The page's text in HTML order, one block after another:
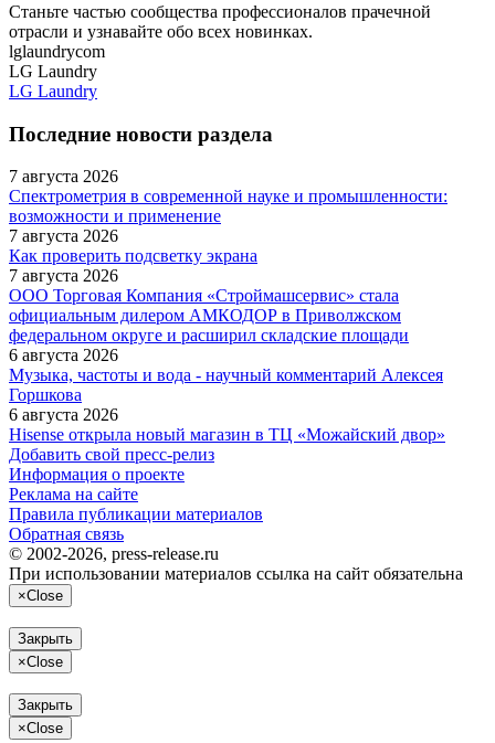
Станьте частью сообщества профессионалов прачечной
отрасли и узнавайте обо всех новинках.
lglaundrycom
LG Laundry
LG Laundry
Последние новости раздела
7 августа 2026
Спектрометрия в современной науке и промышленности:
возможности и применение
7 августа 2026
Как проверить подсветку экрана
7 августа 2026
ООО Торговая Компания «Строймашсервис» стала
официальным дилером АМКОДОР в Приволжском
федеральном округе и расширил складские площади
6 августа 2026
Музыка, частоты и вода - научный комментарий Алексея
Горшкова
6 августа 2026
Hisense открыла новый магазин в ТЦ «Можайский двор»
Добавить свой пресс-релиз
Информация о проекте
Реклама на сайте
Правила публикации материалов
Обратная связь
© 2002-2026, press-release.ru
При использовании материалов ссылка на сайт обязательна
×Close
Закрыть
×Close
Закрыть
×Close